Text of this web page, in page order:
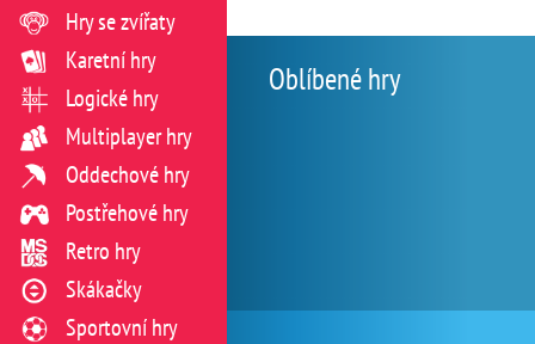
Oblíbené hry
Hry se zvířaty
Karetní hry
Logické hry
Multiplayer hry
Oddechové hry
Postřehové hry
Retro hry
Skákačky
Sportovní hry